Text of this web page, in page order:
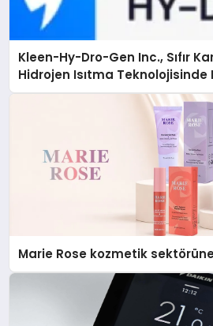
Kleen-Hy-Dro-Gen Inc., Sıfır
Hidrojen Isıtma Teknolojisinde
Düzenleyici Onaylarını Aldı
Marie Rose kozmetik